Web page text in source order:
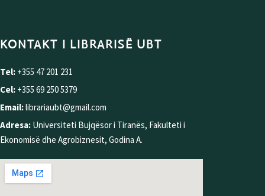
KONTAKT I LIBRARISË UBT
Tel: +355 47 201 231
Cel: +355 69 250 5379
Email:librariaubt@gmail.com
Adresa: Universiteti Bujqësor i Tiranës, Fakulteti i
Ekonomisë dhe Agrobiznesit, Godina A.